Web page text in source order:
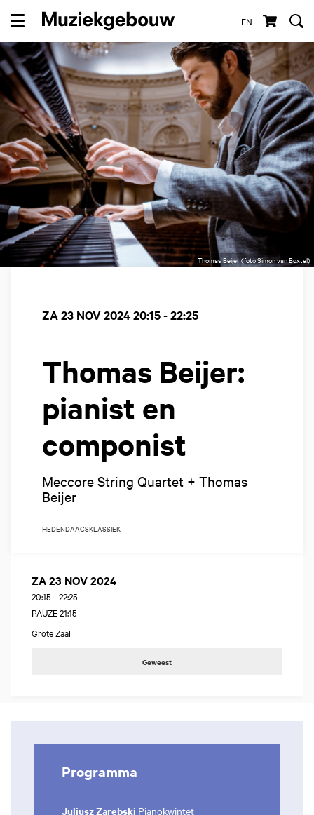
EN
Menu
Thomas Beijer (foto Simon van Boxtel)
Thomas Beijer:
pianist en
componist
Meccore String Quartet + Thomas
Beijer
ZA 23 NOV 202420:15 - 22:25
HEDENDAAGSKLASSIEK
ZA 23 NOV 2024
20:15 - 22:25
PAUZE 21:15
Grote Zaal
Geweest
Programma
Juliusz Zarębski Pianokwintet